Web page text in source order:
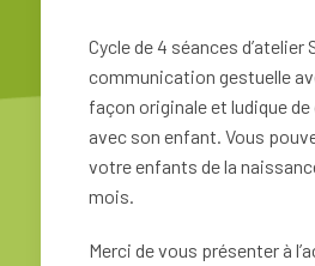
Cycle de 4 séances d’atelier
communication gestuelle
façon originale et ludique
avec son enfant. Vous
votre enfants de la
mois.
Merci de vous présenter à